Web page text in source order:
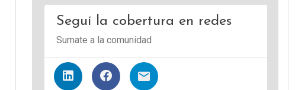
Seguí la cobertura en redes
Sumate a la comunidad